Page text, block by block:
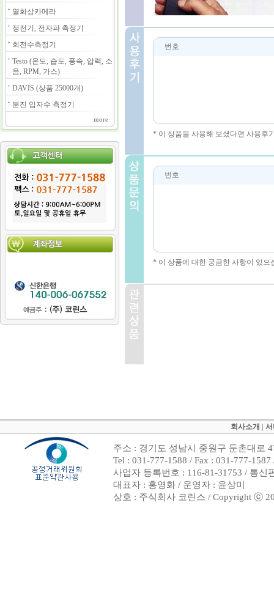
열화상카메라
정전기, 전자파 측정기
회전수측정기
Testo (온도, 습도, 풍속, 압력, 소
음, RPM, 가스)
DAVIS (상품 25000개)
분진 입자수 측정기
more
번호
* 이 상품을 사용해 보셨다면 사용후
번호
* 이 상품에 대한 궁금한 사항이 있
회사소개
주소 : 경기도 성남시 중원구 둔촌대로
Tel : 031-777-1588 / Fax : 031-777-
사업자 등록번호 : 116-81-31753 / 통신
대표자 : 홍영화 / 운영자 : 윤상미
상호 : 주식회사 코린스 / Copyright ⓒ